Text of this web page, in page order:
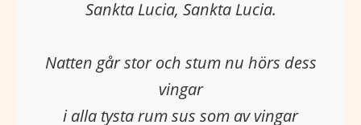
Sankta Lucia, Sankta Lucia.
Natten går stor och stum nu hörs dess
vingar
i alla tysta rum sus som av vingar